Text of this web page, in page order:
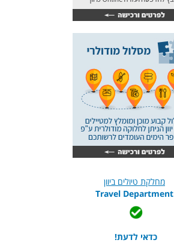
מחלקת טיולים ביוון
Travel Department
כדאי לדעת!